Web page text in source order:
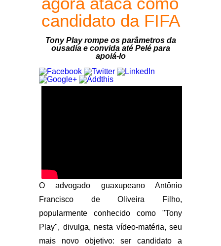
candidato da FIFA
Tony Play rompe os parâmetros da
ousadia e convida até Pelé para
apoiá-lo
O advogado guaxupeano Antônio
Francisco de Oliveira Filho,
popularmente conhecido como "Tony
Play", divulga, nesta vídeo-matéria, seu
mais novo objetivo: ser candidato a